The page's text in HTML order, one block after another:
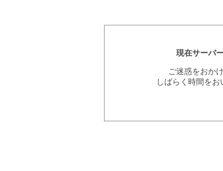
現在サーバ
ご迷惑をおか
しばらく時間を